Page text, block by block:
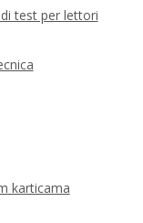
test per lettori
karticama